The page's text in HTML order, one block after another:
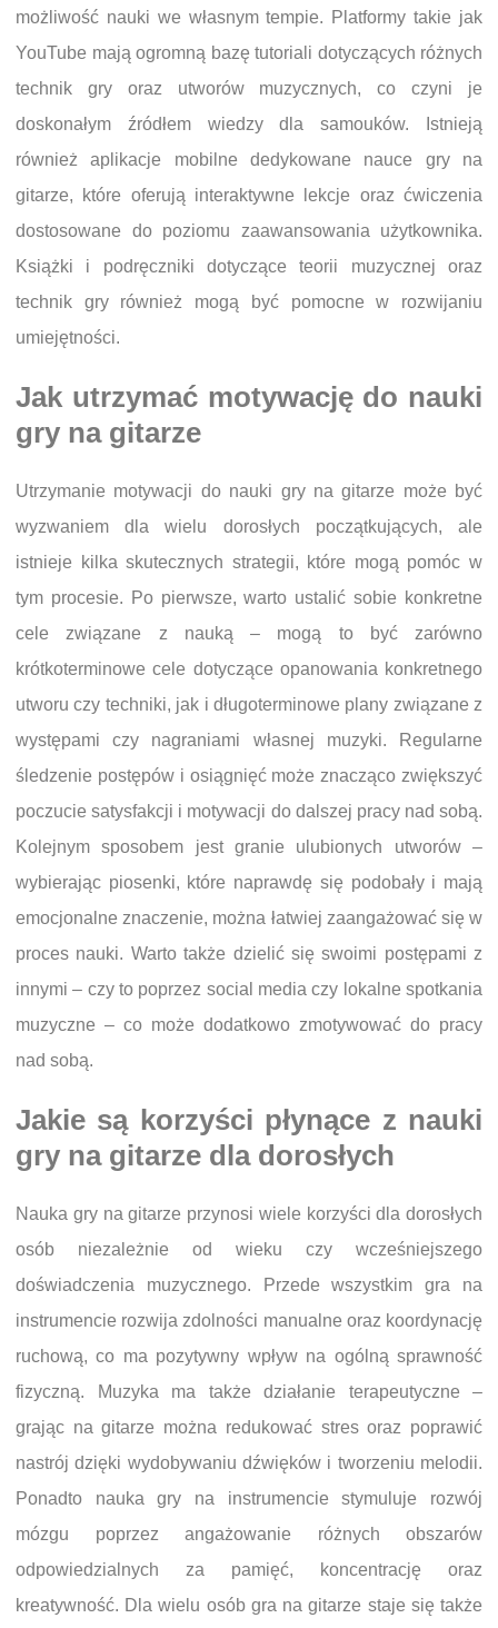
możliwość nauki we własnym tempie. Platformy takie jak
YouTube mają ogromną bazę tutoriali dotyczących różnych
technik gry oraz utworów muzycznych, co czyni je
doskonałym źródłem wiedzy dla samouków. Istnieją
również aplikacje mobilne dedykowane nauce gry na
gitarze, które oferują interaktywne lekcje oraz ćwiczenia
dostosowane do poziomu zaawansowania użytkownika.
Książki i podręczniki dotyczące teorii muzycznej oraz
technik gry również mogą być pomocne w rozwijaniu
umiejętności.
Jak utrzymać motywację do nauki
gry na gitarze
Utrzymanie motywacji do nauki gry na gitarze może być
wyzwaniem dla wielu dorosłych początkujących, ale
istnieje kilka skutecznych strategii, które mogą pomóc w
tym procesie. Po pierwsze, warto ustalić sobie konkretne
cele związane z nauką – mogą to być zarówno
krótkoterminowe cele dotyczące opanowania konkretnego
utworu czy techniki, jak i długoterminowe plany związane z
występami czy nagraniami własnej muzyki. Regularne
śledzenie postępów i osiągnięć może znacząco zwiększyć
poczucie satysfakcji i motywacji do dalszej pracy nad sobą.
Kolejnym sposobem jest granie ulubionych utworów –
wybierając piosenki, które naprawdę się podobały i mają
emocjonalne znaczenie, można łatwiej zaangażować się w
proces nauki. Warto także dzielić się swoimi postępami z
innymi – czy to poprzez social media czy lokalne spotkania
muzyczne – co może dodatkowo zmotywować do pracy
nad sobą.
Jakie są korzyści płynące z nauki
gry na gitarze dla dorosłych
Nauka gry na gitarze przynosi wiele korzyści dla dorosłych
osób niezależnie od wieku czy wcześniejszego
doświadczenia muzycznego. Przede wszystkim gra na
instrumencie rozwija zdolności manualne oraz koordynację
ruchową, co ma pozytywny wpływ na ogólną sprawność
fizyczną. Muzyka ma także działanie terapeutyczne –
grając na gitarze można redukować stres oraz poprawić
nastrój dzięki wydobywaniu dźwięków i tworzeniu melodii.
Ponadto nauka gry na instrumencie stymuluje rozwój
mózgu poprzez angażowanie różnych obszarów
odpowiedzialnych za pamięć, koncentrację oraz
kreatywność. Dla wielu osób gra na gitarze staje się także